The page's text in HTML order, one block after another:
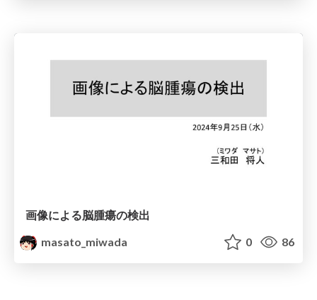
画像による脳腫瘍の検出
masato_miwada
0 86